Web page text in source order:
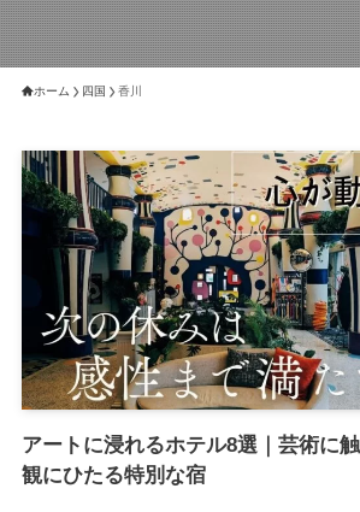
ホーム 四国 香川
アートに浸れるホテル8選｜芸術に
観にひたる特別な宿